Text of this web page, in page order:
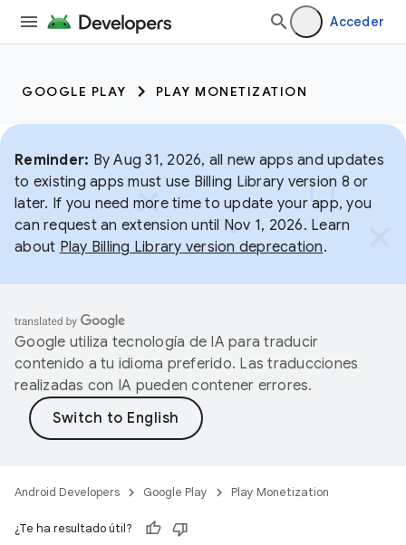
Acceder
GOOGLE PLAY PLAY MONETIZATION
Reminder: By Aug 31, 2026, all new apps and updates
to existing apps must use Billing Library version 8 or
later. If you need more time to update your app, you
can request an extension until Nov 1, 2026. Learn
about Play Billing Library version deprecation.
Google utiliza tecnología de IA para traducir
contenido a tu idioma preferido. Las traducciones
realizadas con IA pueden contener errores.
Android Developers Google Play Play Monetization
¿Te ha resultado útil?